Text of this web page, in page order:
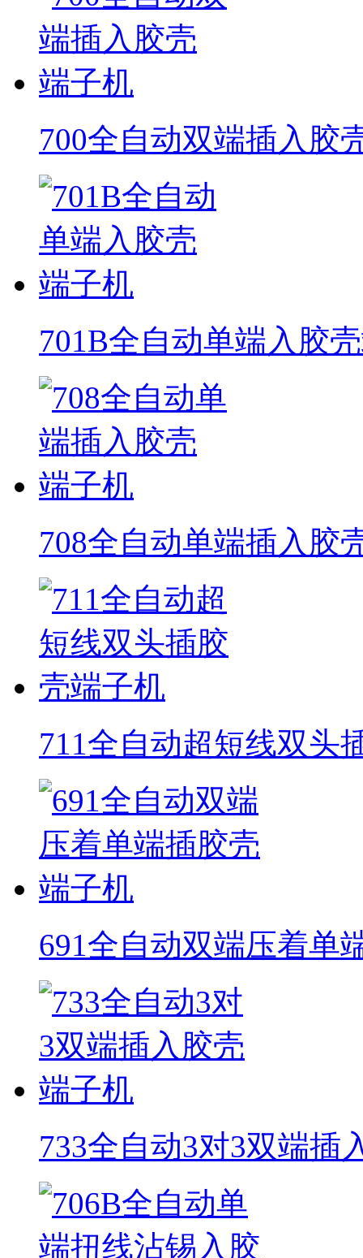
700全自动双端插入胶
701B全自动单端入胶
708全自动单端插入胶
711全自动超短线双头
691全自动双端压着单
733全自动3对3双端插